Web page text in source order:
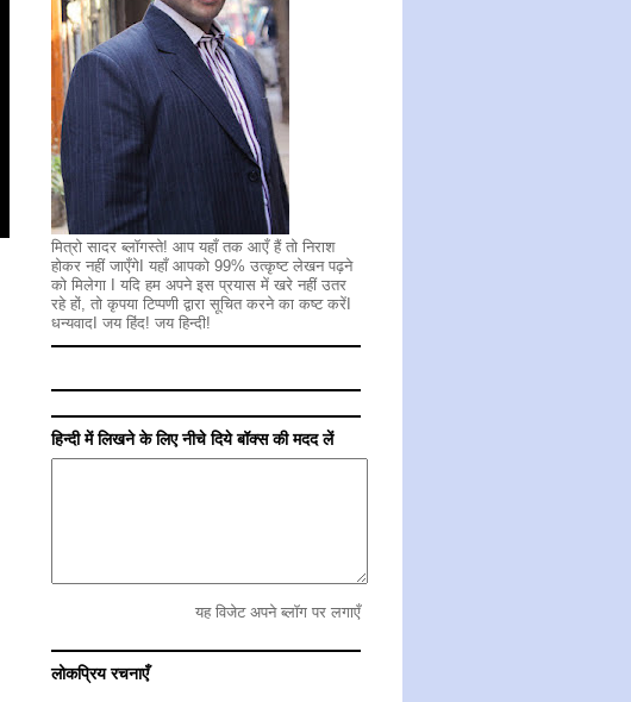
मित्रो सादर ब्लॉगस्ते! आप यहाँ तक आएँ हैं तो निराश
होकर नहीं जाएँगेI यहाँ आपको 99% उत्कृष्ट लेखन पढ़ने
को मिलेगा I यदि हम अपने इस प्रयास में खरे नहीं उतर
रहे हों, तो कृपया टिप्पणी द्वारा सूचित करने का कष्ट करेंI
धन्यवादI जय हिंद! जय हिन्दी!
हिन्दी में लिखने के लिए नीचे दिये बॉक्स की मदद लें
यह विजेट अपने ब्लॉग पर लगाएँ
लोकप्रिय रचनाएँ